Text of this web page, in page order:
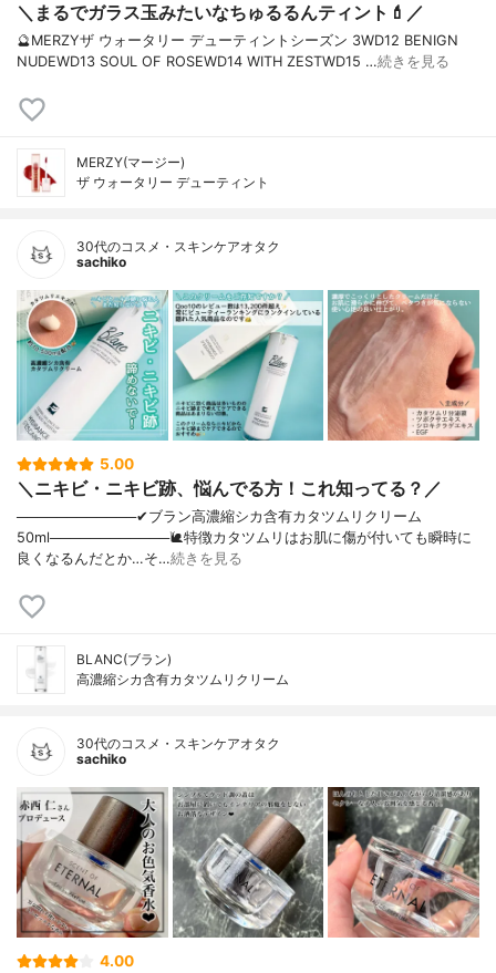
＼まるでガラス玉みたいなちゅるるんティント💄／
🔮MERZYザ ウォータリー デューティントシーズン 3WD12 BENIGN
NUDEWD13 SOUL OF ROSEWD14 WITH ZESTWD15 …続きを見る
MERZY(マージー)
ザ ウォータリー デューティント
30代のコスメ・スキンケアオタク
sachiko
5.00
＼ニキビ・ニキビ跡、悩んでる方！これ知ってる？／
────────────✔︎ブラン高濃縮シカ含有カタツムリクリーム
50ml────────────🐌特徴カタツムリはお肌に傷が付いても瞬時に
良くなるんだとか…そ…続きを見る
BLANC(ブラン)
高濃縮シカ含有カタツムリクリーム
30代のコスメ・スキンケアオタク
sachiko
4.00